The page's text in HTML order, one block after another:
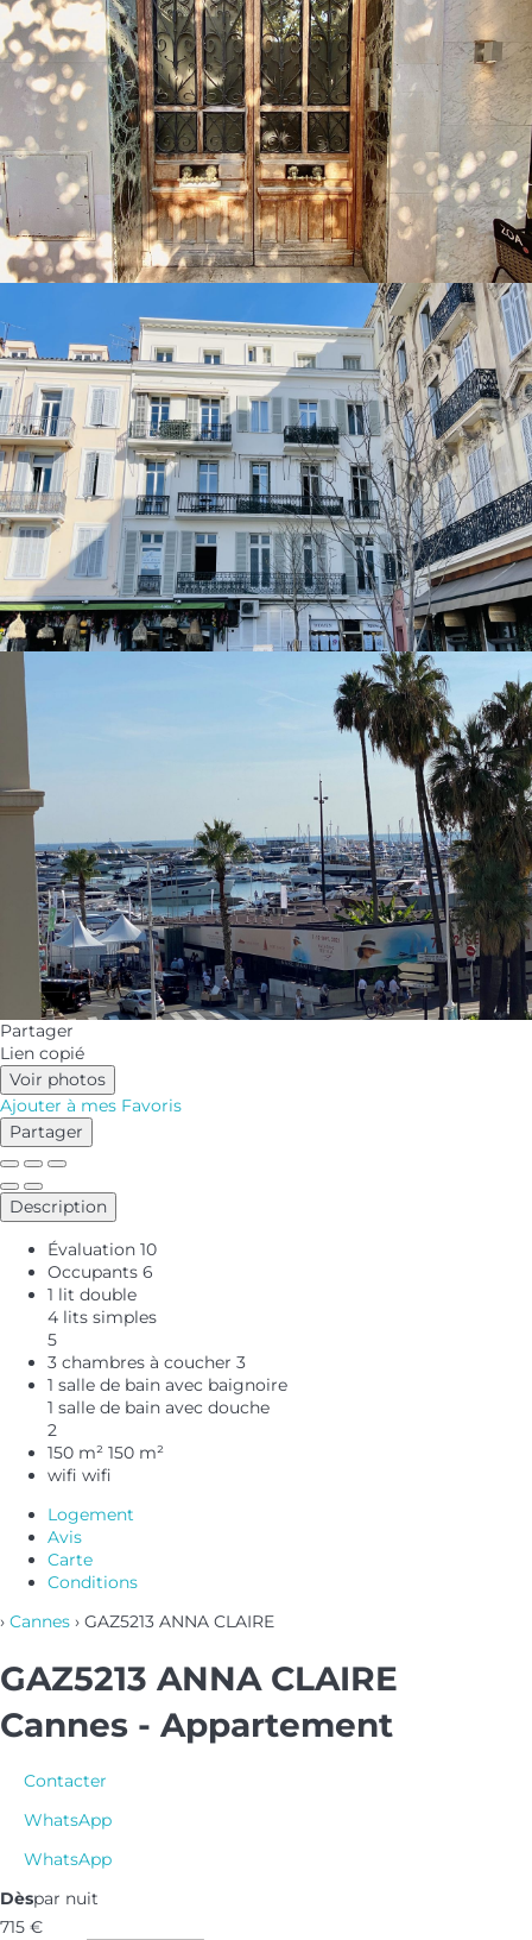
Partager
Lien copié
Voir photos
Ajouter à mes Favoris
Partager
Description
Évaluation 10
Occupants 6
1 lit double
4 lits simples
5
3 chambres à coucher 3
1 salle de bain avec baignoire
1 salle de bain avec douche
2
150 m² 150 m²
wifi wifi
Logement
Avis
Carte
Conditions
› Cannes › GAZ5213 ANNA CLAIRE
GAZ5213 ANNA CLAIRE
Cannes - Appartement
Contacter
WhatsApp
WhatsApp
Dèspar nuit
715 €